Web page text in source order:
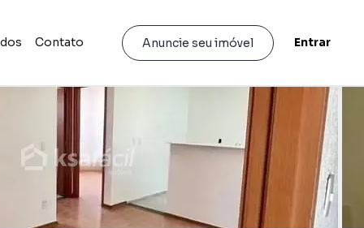
Contato Anuncie seu imóvel Entrar